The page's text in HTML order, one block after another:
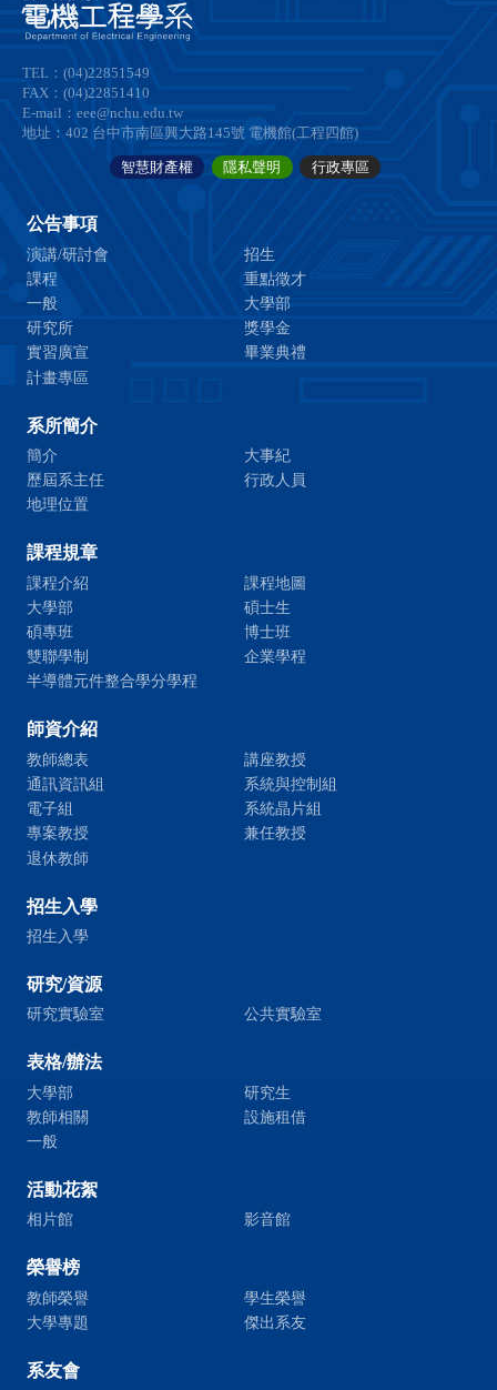
TEL：(04)22851549
FAX：(04)22851410
E-mail：eee@nchu.edu.tw
地址：402 台中市南區興大路145號 電機館(工程四館)
智慧財產權 隱私聲明 行政專區
公告事項
演講/研討會
招生
課程
重點徵才
一般
大學部
研究所
獎學金
實習廣宣
畢業典禮
計畫專區
系所簡介
簡介
大事紀
歷屆系主任
行政人員
地理位置
課程規章
課程介紹
課程地圖
大學部
碩士生
碩專班
博士班
雙聯學制
企業學程
半導體元件整合學分學程
師資介紹
教師總表
講座教授
通訊資訊組
系統與控制組
電子組
系統晶片組
專案教授
兼任教授
退休教師
招生入學
招生入學
研究/資源
研究實驗室 公共實驗室
表格/辦法
大學部
研究生
教師相關
設施租借
一般
活動花絮
相片館 影音館
榮譽榜
教師榮譽
學生榮譽
大學專題
傑出系友
系友會